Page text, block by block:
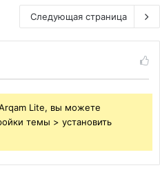
Следующая страница
Lite, вы можете
темы > установить